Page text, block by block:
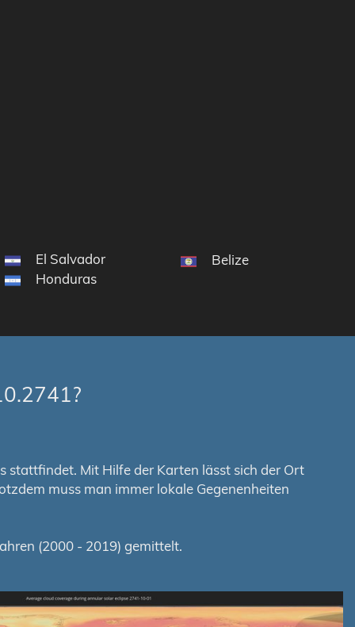
El Salvador
Honduras
Belize
stattfindet. Mit Hilfe der Karten lässt sich der Ort
muss man immer lokale Gegenenheiten
(2000 - 2019) gemittelt.